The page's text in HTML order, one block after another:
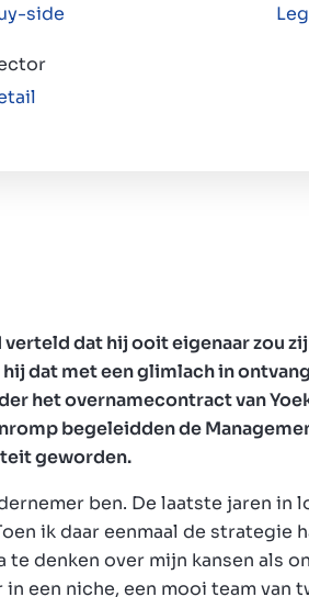
side
dat hij ooit eigenaar zou
dat met een glimlach in
het overnamecontract van
begeleidden de
geworden.
ben. De laatste jaren in
ik daar eenmaal de strategie
denken over mijn kansen als
in een niche, een mooi team van